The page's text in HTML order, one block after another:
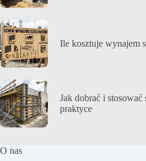
Ile kosztuje wynajem
Jak dobrać i
praktyce
O nas